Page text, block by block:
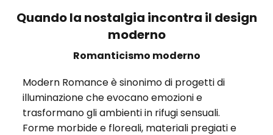
Quando la nostalgia incontra il design
moderno
Romanticismo moderno
Modern Romance è sinonimo di progetti di
illuminazione che evocano emozioni e
trasformano gli ambienti in rifugi sensuali.
Forme morbide e floreali, materiali pregiati e